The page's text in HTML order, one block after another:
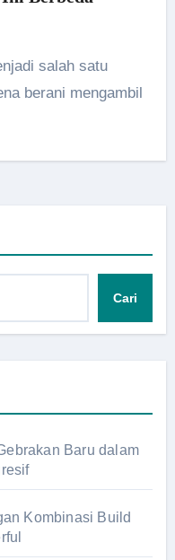
berani mengambil
Cari
Baru dalam
Kombinasi Build